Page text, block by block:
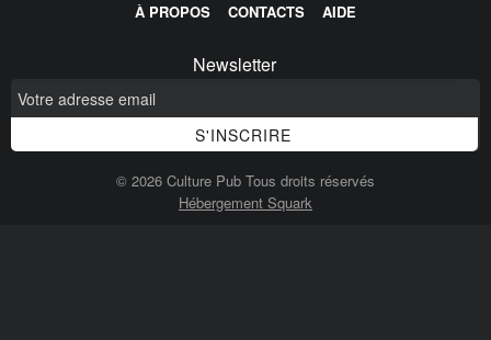
À PROPOS CONTACTS AIDE
Newsletter
© 2026 Culture Pub Tous droits réservés
Hébergement Squark